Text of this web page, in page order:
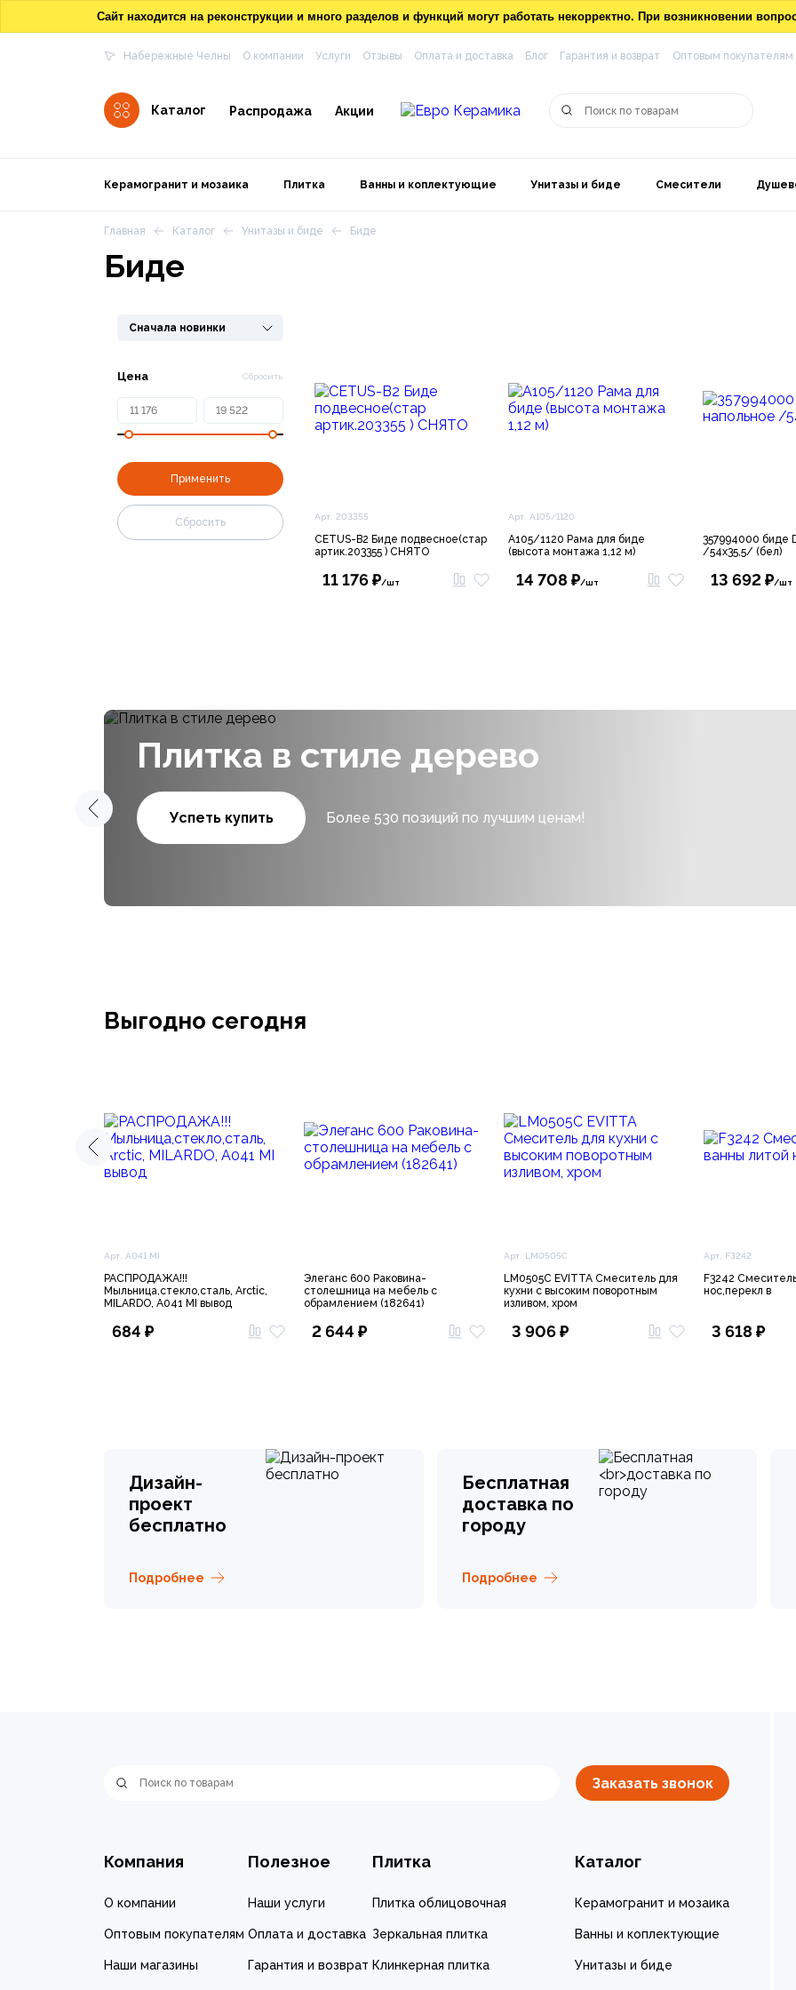
Сайт находится на реконструкции и много разделов и функций могут работать некорректно. При возникновении
Набережные Челны О компании Услуги Отзывы Оплата и доставка Блог Гарантия и возврат Оптовым покупателям
Каталог Распродажа Акции
Керамогранит и мозаика Плитка Ванны и коплектующие Унитазы и биде Смесители
Главная Каталог Унитазы и биде Биде
Биде
Сначала новинки
Цена Сбросить
Арт. 203355
CETUS-B2 Биде подвесное(стар
артик.203355 ) СНЯТО
11 176 ₽/шт
Арт. A105/1120
A105/1120 Рама для биде
(высота монтажа 1,12 м)
14 708 ₽/шт
357994000 биде
/54х35,5/ (бел)
13 692 ₽/шт
Плитка в стиле дерево
Успеть купить Более 530 позиций по лучшим ценам!
Выгодно сегодня
Арт. A041 MI
РАСПРОДАЖА!!!
Мыльница,стекло,сталь, Arctic,
MILARDO, A041 MI вывод
684 ₽
Элеганс 600 Раковина-
столешница на мебель с
обрамлением (182641)
2 644 ₽
Арт. LM0505C
LM0505C EVITTA Смеситель для
кухни с высоким поворотным
изливом, хром
3 906 ₽
Арт. F3242
F3242
нос,перекл в
3 618 ₽
Дизайн-
проект
бесплатно
Подробнее
Бесплатная
доставка по
городу
Подробнее
Заказать звонок
Компания
О компании
Оптовым покупателям
Наши магазины
Полезное
Наши услуги
Оплата и доставка
Гарантия и возврат
Плитка
Плитка облицовочная
Зеркальная плитка
Клинкерная плитка
Каталог
Керамогранит и мозаика
Ванны и коплектующие
Унитазы и биде